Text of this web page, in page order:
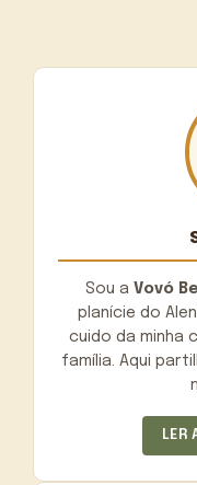
Sou a Vovó
planície do
cuido da minha
família. Aqui
LER